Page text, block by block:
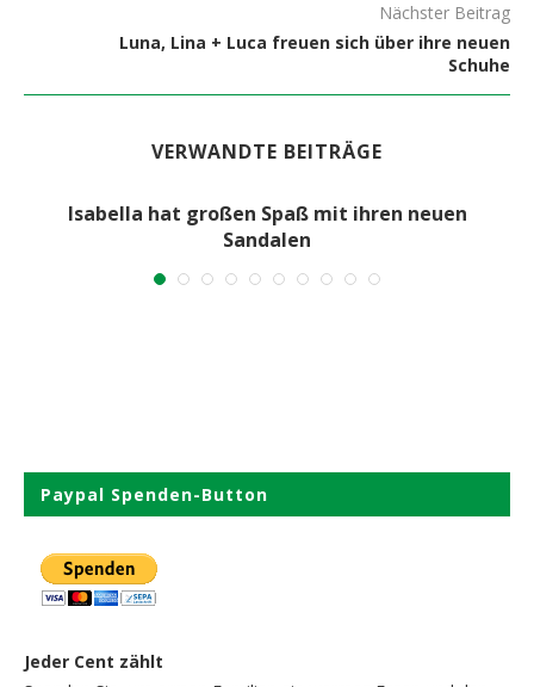
Nächster Beitrag
Luna, Lina + Luca freuen sich über ihre neuen
Schuhe
VERWANDTE BEITRÄGE
Isabella hat großen Spaß mit ihren neuen
Sandalen
11. August 2018
Paypal Spenden-Button
Jeder Cent zählt